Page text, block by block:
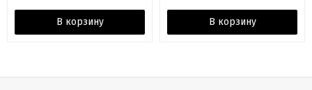
В корзину В корзину